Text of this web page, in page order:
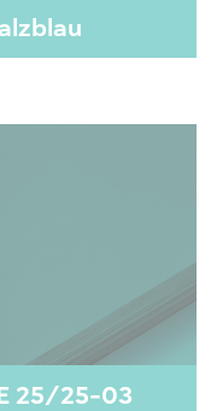
25/25-03